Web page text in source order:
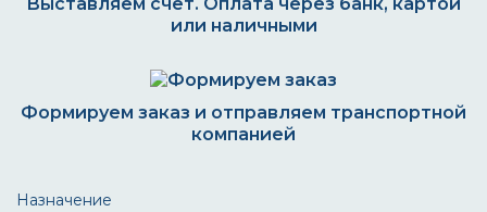
или наличными
Формируем заказ и отправляем транспортной
компанией
Назначение